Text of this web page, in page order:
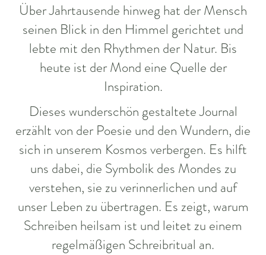
Über Jahrtausende hinweg hat der Mensch
seinen Blick in den Himmel gerichtet und
lebte mit den Rhythmen der Natur. Bis
heute ist der Mond eine Quelle der
Inspiration.
Dieses wunderschön gestaltete Journal
erzählt von der Poesie und den Wundern, die
sich in unserem Kosmos verbergen. Es hilft
uns dabei, die Symbolik des Mondes zu
verstehen, sie zu verinnerlichen und auf
unser Leben zu übertragen. Es zeigt, warum
Schreiben heilsam ist und leitet zu einem
regelmäßigen Schreibritual an.